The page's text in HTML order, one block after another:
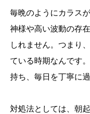
毎晩のようにカラス
神様や高い波動の存
しれません。つまり
ている時期なんです
持ち、毎日を丁寧に
対処法としては、朝